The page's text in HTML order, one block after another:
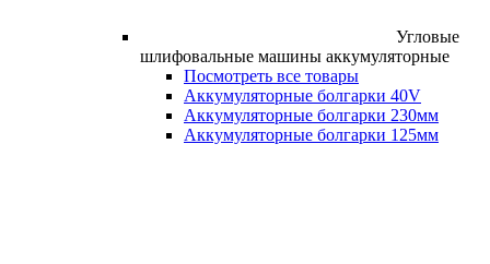
Угловые
шлифовальные машины аккумуляторные
Посмотреть все товары
Аккумуляторные болгарки 40V
Аккумуляторные болгарки 230мм
Аккумуляторные болгарки 125мм